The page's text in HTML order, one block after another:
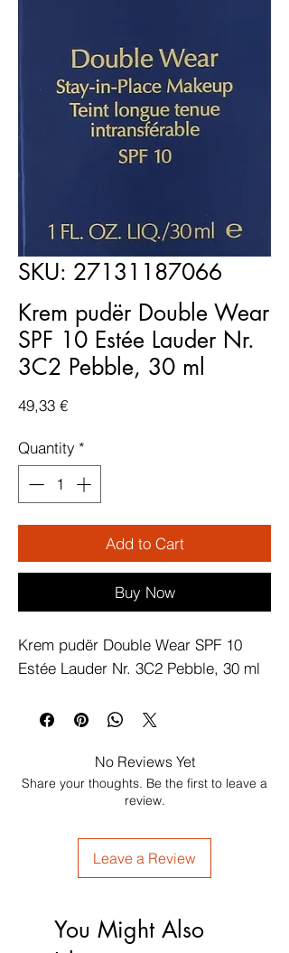
SKU: 27131187066
Krem pudër Double Wear
SPF 10 Estée Lauder Nr.
3C2 Pebble, 30 ml
49,33 €Price
Quantity *
Add to Cart
Buy Now
Krem pudër Double Wear SPF 10
Estée Lauder Nr. 3C2 Pebble, 30 ml
No Reviews Yet
Share your thoughts. Be the first to leave a
review.
Leave a Review
You Might Also